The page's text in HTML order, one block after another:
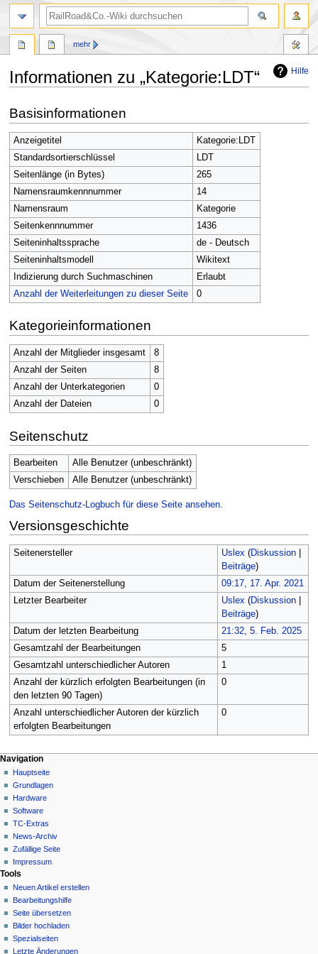
Hilfe
Informationen zu „Kategorie:LDT“
Navigation
springen
Suche
springen
Basisinformationen
Anzeigetitel
Kategorie:LDT
Standardsortierschlüssel
LDT
Seitenlänge (in Bytes)
265
Namensraumkennnummer
14
Namensraum
Kategorie
Seitenkennnummer
1436
Seiteninhaltssprache
de - Deutsch
Seiteninhaltsmodell
Wikitext
Indizierung durch Suchmaschinen
Erlaubt
Anzahl der Weiterleitungen zu dieser Seite
0
Kategorieinformationen
Anzahl der Mitglieder insgesamt
8
Anzahl der Seiten
8
Anzahl der Unterkategorien
0
Anzahl der Dateien
0
Seitenschutz
Bearbeiten
Alle Benutzer (unbeschränkt)
Verschieben
Alle Benutzer (unbeschränkt)
Das Seitenschutz-Logbuch für diese Seite ansehen.
Versionsgeschichte
Seitenersteller Uslex (Diskussion|
Beiträge)
Datum der Seitenerstellung
09:17, 17. Apr. 2021
Letzter Bearbeiter
Uslex (Diskussion|
Beiträge)
Datum der letzten Bearbeitung
21:32, 5. Feb. 2025
Gesamtzahl der Bearbeitungen
5
Gesamtzahl unterschiedlicher Autoren
1
Anzahl der kürzlich erfolgten Bearbeitungen (in
den letzten 90 Tagen)
0
Anzahl unterschiedlicher Autoren der kürzlich
erfolgten Bearbeitungen
0
N
a
v
g
a
i
o
n
s
m
e
Seitenaktionen
Kategorie
Diskussion
Lesen
Quelltext
anzeigen
Versionsgeschichte
mehr
Meine Werkzeuge
Deutsch
Anmelden
Navigation
Hauptseite
Grundlagen
Hardware
Software
TC-Extras
News-Archiv
Zufällige Seite
Impressum
Suche
Tools
Neuen Artikel erstellen
Bearbeitungshilfe
Seite übersetzen
Bilder hochladen
Spezialseiten
Letzte Änderungen